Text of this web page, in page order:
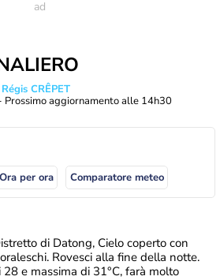
Régis CRÊPET
Prossimo aggiornamento alle 14h30
Ora per ora Comparatore meteo
di Datong, Cielo coperto con
Rovesci alla fine della notte.
e massima di 31°C, farà molto